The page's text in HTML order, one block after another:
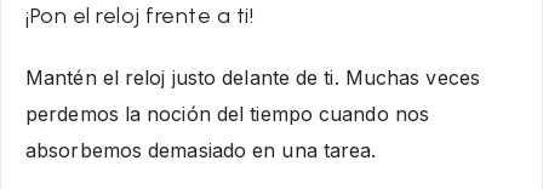
¡Pon el reloj frente a ti!
Mantén el reloj justo delante de ti. Muchas veces
perdemos la noción del tiempo cuando nos
absorbemos demasiado en una tarea.